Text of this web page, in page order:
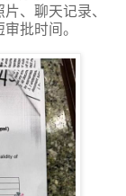
、聊天记录、
批时间。